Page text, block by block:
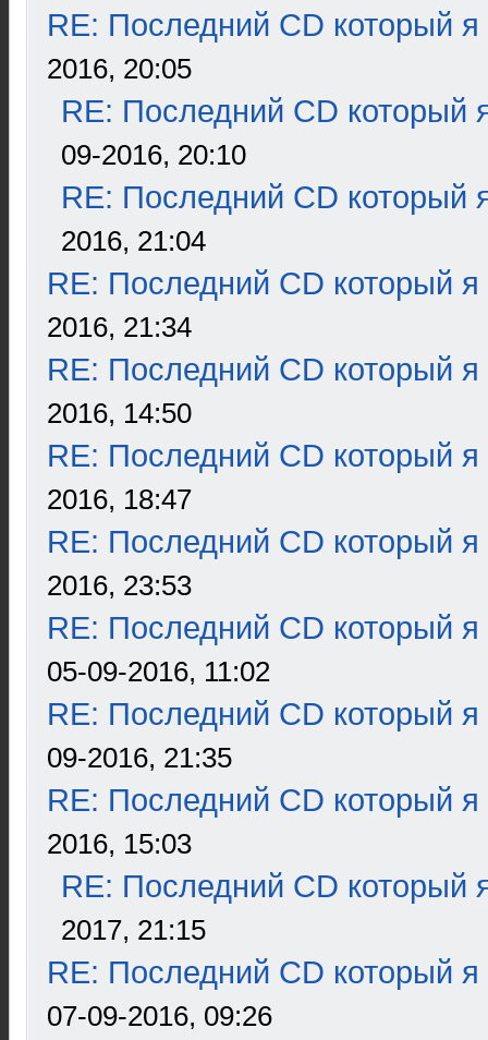
RE: Последний CD который я
2016, 20:05
RE: Последний CD который
09-2016, 20:10
RE: Последний CD который
2016, 21:04
RE: Последний CD который я
2016, 21:34
RE: Последний CD который я
2016, 14:50
RE: Последний CD который я
2016, 18:47
RE: Последний CD который я
2016, 23:53
RE: Последний CD который я
05-09-2016, 11:02
RE: Последний CD который я
09-2016, 21:35
RE: Последний CD который я
2016, 15:03
RE: Последний CD который
2017, 21:15
RE: Последний CD который я
07-09-2016, 09:26